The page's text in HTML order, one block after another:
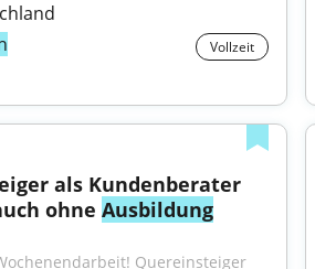
Vollzeit
als Kundenberater
ohne Ausbildung
Quereinsteiger